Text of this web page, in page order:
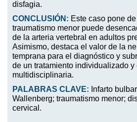
disfagia.
CONCLUSIÓN: Este caso pone
traumatismo menor puede
de la arteria vertebral en adultos
Asimismo, destaca el valor de la
temprana para el diagnóstico y
de un tratamiento individualizado
multidisciplinaria.
PALABRAS CLAVE: Infarto
Wallenberg; traumatismo menor;
cervical.